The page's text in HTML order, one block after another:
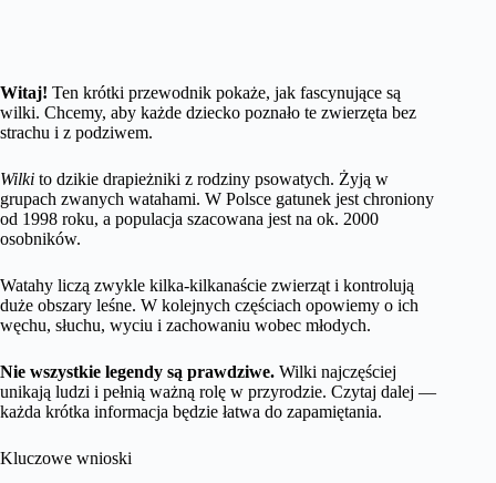
Witaj! Ten krótki przewodnik pokaże, jak fascynujące są
wilki. Chcemy, aby każde dziecko poznało te zwierzęta bez
strachu i z podziwem.
Wilki to dzikie drapieżniki z rodziny psowatych. Żyją w
grupach zwanych watahami. W Polsce gatunek jest chroniony
od 1998 roku, a populacja szacowana jest na ok. 2000
osobników.
Watahy liczą zwykle kilka-kilkanaście zwierząt i kontrolują
duże obszary leśne. W kolejnych częściach opowiemy o ich
węchu, słuchu, wyciu i zachowaniu wobec młodych.
Nie wszystkie legendy są prawdziwe. Wilki najczęściej
unikają ludzi i pełnią ważną rolę w przyrodzie. Czytaj dalej —
każda krótka informacja będzie łatwa do zapamiętania.
Kluczowe wnioski